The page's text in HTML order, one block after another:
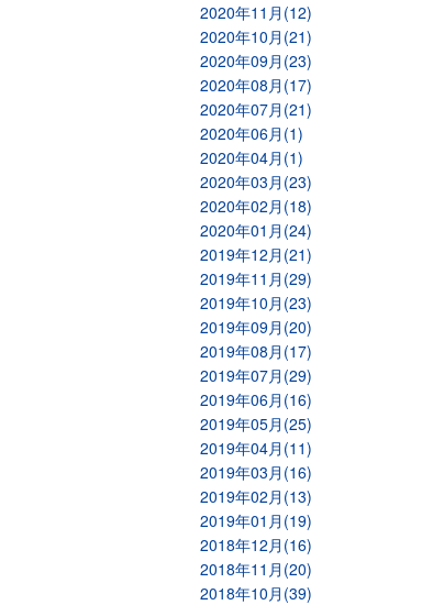
2020年11月(12)
2020年10月(21)
2020年09月(23)
2020年08月(17)
2020年07月(21)
2020年06月(1)
2020年04月(1)
2020年03月(23)
2020年02月(18)
2020年01月(24)
2019年12月(21)
2019年11月(29)
2019年10月(23)
2019年09月(20)
2019年08月(17)
2019年07月(29)
2019年06月(16)
2019年05月(25)
2019年04月(11)
2019年03月(16)
2019年02月(13)
2019年01月(19)
2018年12月(16)
2018年11月(20)
2018年10月(39)